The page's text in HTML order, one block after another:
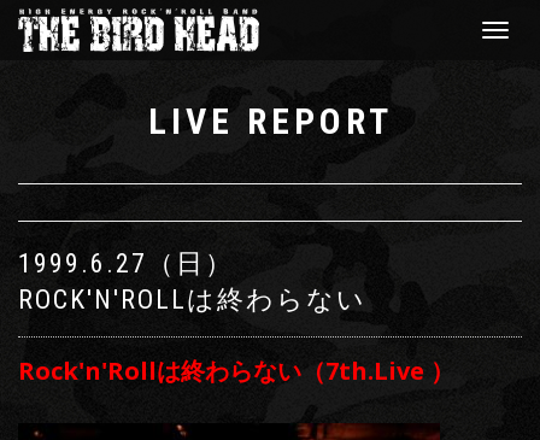
Toggle
LIVE REPORT
1999.6.27（日）
ROCK'N'ROLLは終わらない
Rock'n'Rollは終わらない（7th.Live ）